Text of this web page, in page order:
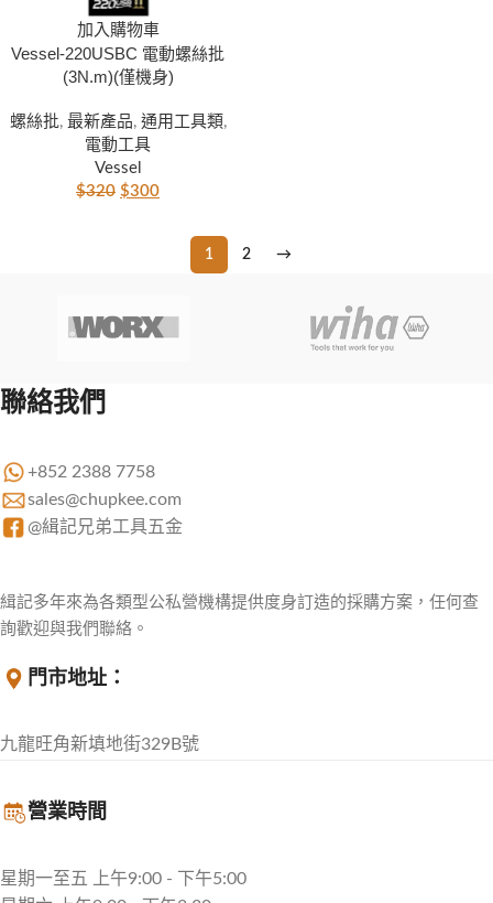
加入購物車
Vessel-220USBC 電動螺絲批
(3N.m)(僅機身)
螺絲批, 最新產品, 通用工具類,
電動工具
Vessel
$320 $300
1 2 →
聯絡我們
+852 2388 7758
sales@chupkee.com
@緝記兄弟工具五金
緝記多年來為各類型公私營機構提供度身訂造的採購方案，任何查
詢歡迎與我們聯絡。
門市地址：
九龍旺角新填地街329B號
營業時間
星期一至五 上午9:00 - 下午5:00